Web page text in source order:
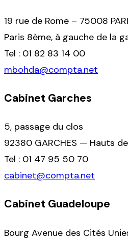
19 rue de Rome – 75008
Paris 8ème, à gauche de la
Tel : 01 82 83 14 00
mbohda@compta.net
Cabinet Garches
5, passage du clos
92380 GARCHES — Hauts
Tel : 01 47 95 50 70
cabinet@compta.net
Cabinet Guadeloupe
Bourg Avenue des Cités